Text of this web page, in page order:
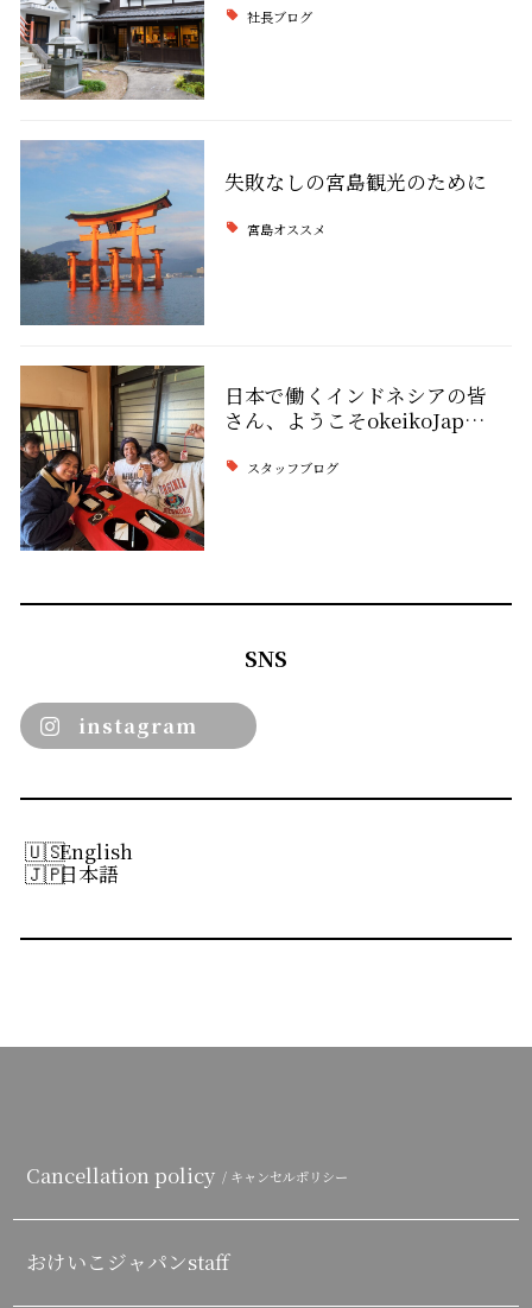
社長ブログ
失敗なしの宮島観光のために
宮島オススメ
日本で働くインドネシアの皆
さん、ようこそokeikoJap…
スタッフブログ
SNS
instagram
English
日本語
Cancellation policy / キャンセルポリシー
おけいこジャパンstaff